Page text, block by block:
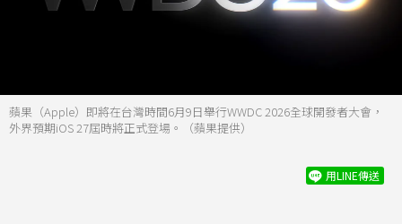
蘋果（Apple）即將在台灣時間6月9日舉行WWDC 2026全球開發者大會，
外界預期iOS 27屆時將正式登場。（蘋果提供）
用LINE傳送